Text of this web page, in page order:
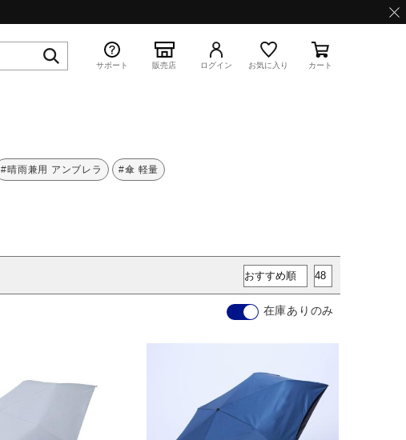
WAVE PROPHECY 13.2
サポート 販売店 ログイン お気に入り カート
#晴雨兼用 アンブレラ #傘 軽量
在庫ありのみ